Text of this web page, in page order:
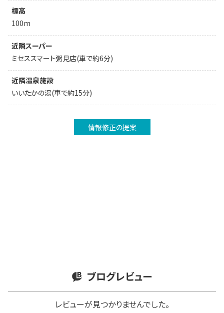
標高
100m
近隣スーパー
ミセススマート粥見店(車で約6分)
近隣温泉施設
いいたかの湯(車で約15分)
情報修正の提案
ブログレビュー
レビューが見つかりませんでした。